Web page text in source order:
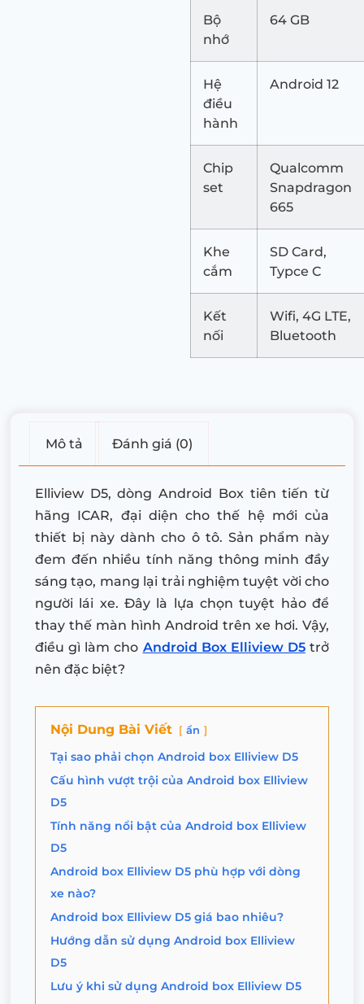
Bộ
nhớ
64 GB
Hệ
điều
hành
Android 12
Chip
set
Qualcomm
Snapdragon
665
Khe
cắm
SD Card,
Typce C
Kết
nối
Wifi, 4G LTE,
Bluetooth
Mô tả Đánh giá (0)
Elliview D5, dòng Android Box tiên tiến từ
hãng ICAR, đại diện cho thế hệ mới của
thiết bị này dành cho ô tô. Sản phẩm này
đem đến nhiều tính năng thông minh đầy
sáng tạo, mang lại trải nghiệm tuyệt vời cho
người lái xe. Đây là lựa chọn tuyệt hảo để
thay thế màn hình Android trên xe hơi. Vậy,
điều gì làm cho Android Box Elliview D5trở
nên đặc biệt?
Nội Dung Bài Viết ẩn
Tại sao phải chọn Android box Elliview D5
Cấu hình vượt trội của Android box Elliview
D5
Tính năng nổi bật của Android box Elliview
D5
Android box Elliview D5 phù hợp với dòng
xe nào?
Android box Elliview D5 giá bao nhiêu?
Hướng dẫn sử dụng Android box Elliview
D5
Lưu ý khi sử dụng Android box Elliview D5